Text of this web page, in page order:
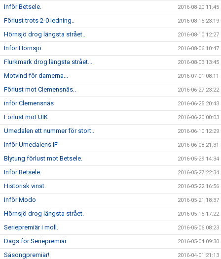
Inför Betsele. 2016-08-20 11:45
Förlust trots 2-0 ledning.. 2016-08-15 23:19
Hörnsjö drog längsta strået.. 2016-08-10 12:27
Inför Hörnsjö 2016-08-06 10:47
Flurkmark drog längsta strået... 2016-08-03 13:45
Motvind för damerna... 2016-07-01 08:11
Förlust mot Clemensnäs.. 2016-06-27 23:22
inför Clemensnäs 2016-06-25 20:43
Förlust mot UIK 2016-06-20 00:03
Umedalen ett nummer för stort.. 2016-06-10 12:29
Inför Umedalens IF 2016-06-08 21:31
Blytung förlust mot Betsele. 2016-05-29 14:34
Inför Betsele 2016-05-27 22:34
Historisk vinst. 2016-05-22 16:56
Inför Modo 2016-05-21 18:37
Hörnsjö drog längsta strået. 2016-05-15 17:22
Seriepremiär i moll. 2016-05-06 08:23
Dags för Seriepremiär 2016-05-04 09:30
Säsongpremiär! 2016-04-01 21:13